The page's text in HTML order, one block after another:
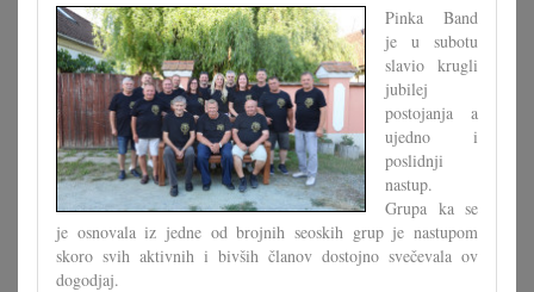
Pinka Band
je u subotu
slavio krugli
jubilej
postojanja a
ujedno i
poslidnji
nastup.
Grupa ka se
je osnovala iz jedne od brojnih seoskih grup je nastupom
skoro svih aktivnih i bivših članov dostojno svečevala ov
dogodjaj.